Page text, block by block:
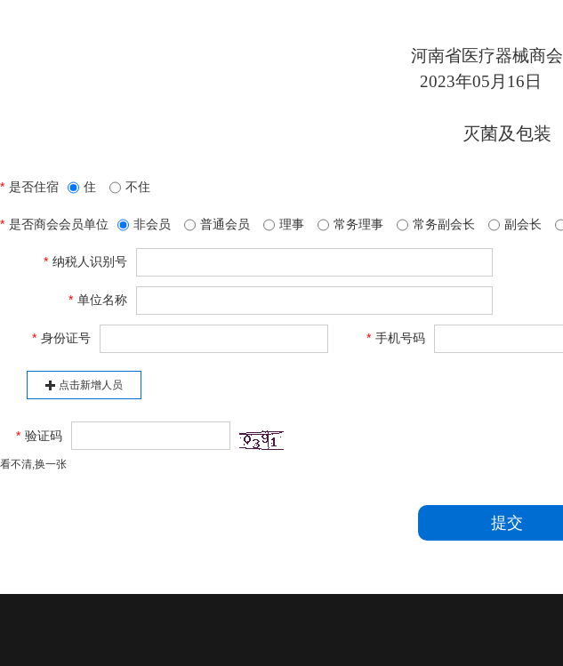
河南省医疗器械商会
2023年05 月 16日
灭菌及包装
* 是否住宿 住 不住
* 是否商会会员单位 非会员 普通会员 理事 常务理事 常务副会长 副会长
* 纳税人识别号
* 单位名称
* 身份证号 * 手机号码
点击新增人员
* 验证码
看不清,换一张